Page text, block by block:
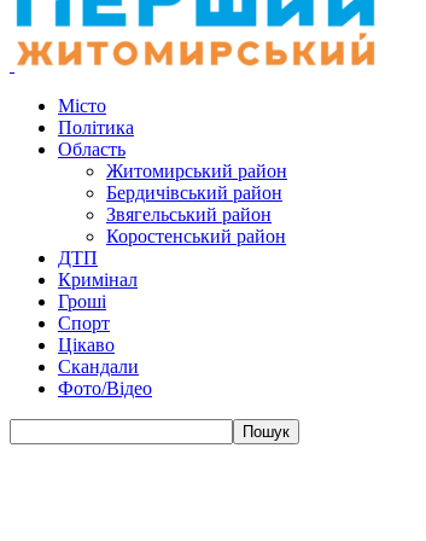
Місто
Політика
Область
Житомирський район
Бердичівський район
Звягельський район
Коростенський район
ДТП
Кримінал
Гроші
Спорт
Цікаво
Скандали
Фото/Відео